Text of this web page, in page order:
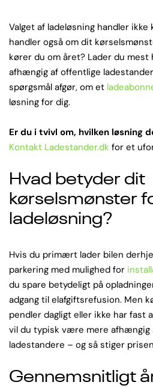
Valget af ladeløsning handler
handler også om dit
kører du om året? Lader du mest
afhængig af offentlige
spørgsmål afgør, om et
løsning for dig.
Er du i tvivl om, hvilken løsning
Kontakt Ladestander.dk for et
Hvad betyder dit
kørselsmønster
ladeløsning?
Hvis du primært lader bilen
parkering med mulighed for
du spare betydeligt på
adgang til elafgiftsrefusion. Men
pendler dagligt eller ikke har fast
vil du typisk være mere afhængig
ladestandere – og så stiger
Gennemsnitligt